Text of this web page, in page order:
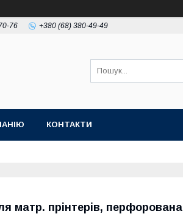
76 +380 (68) 380-49-49
КОНТАКТИ
матр. прінтерів, перфорована